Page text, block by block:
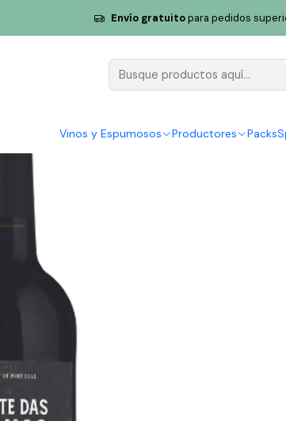
Vinos y Espumosos Productores Packs
Envío gratuitopara pedidos
Monte das Talhas Reserva 2022 Vino Tinto Alentejo